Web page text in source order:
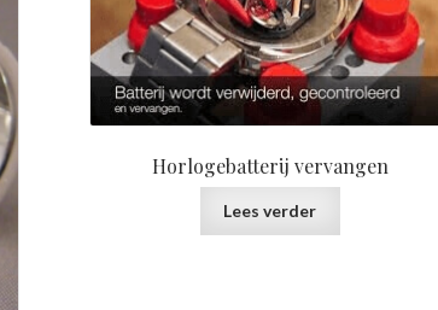
Horlogebatterij vervangen
Lees verder